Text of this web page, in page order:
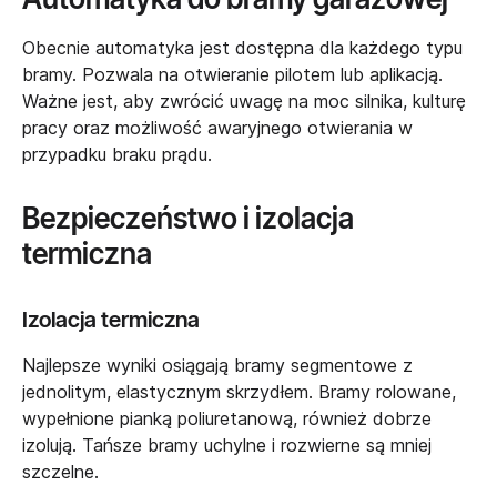
Obecnie automatyka jest dostępna dla każdego typu
bramy. Pozwala na otwieranie pilotem lub aplikacją.
Ważne jest, aby zwrócić uwagę na moc silnika, kulturę
pracy oraz możliwość awaryjnego otwierania w
przypadku braku prądu.
Bezpieczeństwo i izolacja
termiczna
Izolacja termiczna
Najlepsze wyniki osiągają bramy segmentowe z
jednolitym, elastycznym skrzydłem. Bramy rolowane,
wypełnione pianką poliuretanową, również dobrze
izolują. Tańsze bramy uchylne i rozwierne są mniej
szczelne.